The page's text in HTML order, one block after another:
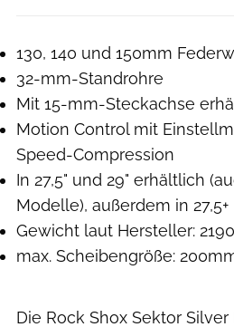
130, 140 und 150mm
32-mm-Standrohre
Mit 15-mm-Steckachse
Motion Control mit
Speed-Compression
In 27,5" und 29" erhältlich
Modelle), außerdem in 27,5+
Gewicht laut Hersteller:
max. Scheibengröße:
Die Rock Shox Sektor